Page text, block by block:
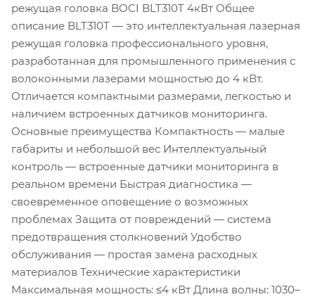
режущая головка BOCI BLT310T 4кВт Общее
описание BLT310T — это интеллектуальная лазерная
режущая головка профессионального уровня,
разработанная для промышленного применения с
волоконными лазерами мощностью до 4 кВт.
Отличается компактными размерами, легкостью и
наличием встроенных датчиков мониторинга.
Основные преимущества Компактность — малые
габариты и небольшой вес Интеллектуальный
контроль — встроенные датчики мониторинга в
реальном времени Быстрая диагностика —
своевременное оповещение о возможных
проблемах Защита от повреждений — система
предотвращения столкновений Удобство
обслуживания — простая замена расходных
материалов Технические характеристики
Максимальная мощность: ≤4 кВт Длина волны: 1030–